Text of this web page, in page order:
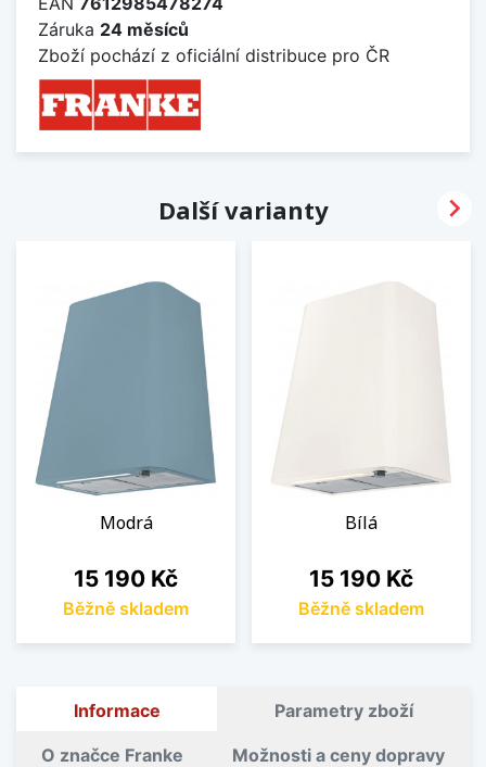
Záruka 24 měsíců
Zboží pochází z oficiální distribuce pro ČR
Další varianty
Modrá
Cena
15 190 Kč
Běžně skladem
Bílá
Cena
15 190 Kč
Běžně skladem

Informace Parametry zboží
O značce Franke Možnosti a ceny dopravy